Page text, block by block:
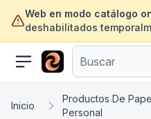
Web en modo catálogo
deshabilitados
ofertasinformatica.com
Inicio
Productos De
Personal